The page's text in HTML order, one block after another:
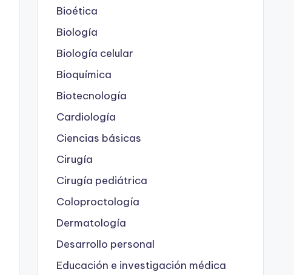
Bioética
Biología
Biología celular
Bioquímica
Biotecnología
Cardiología
Ciencias básicas
Cirugía
Cirugía pediátrica
Coloproctología
Dermatología
Desarrollo personal
Educación e investigación médica